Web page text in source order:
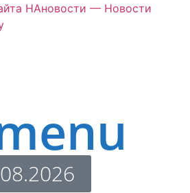
НАновости — Новости